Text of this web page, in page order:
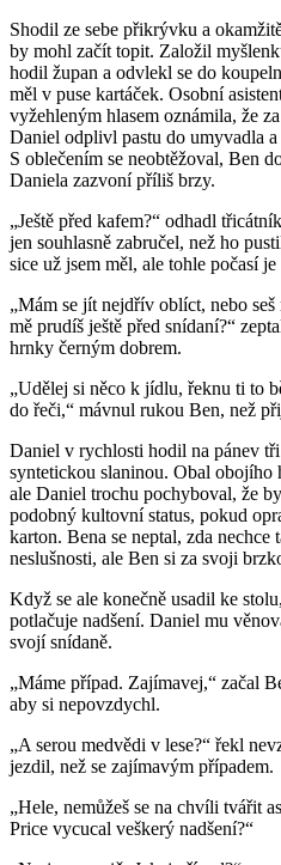
Shodil ze sebe přikrývku a
by mohl začít topit. Založil
hodil župan a odvlekl se do
měl v puse kartáček. Osobní
vyžehleným hlasem oznámila, že
Daniel odplivl pastu do umyvadla
S oblečením se neobtěžoval, Ben
Daniela zazvoní příliš brzy.
„Ještě před kafem?“ odhadl
jen souhlasně zabručel, než ho
sice už jsem měl, ale tohle počasí je
„Mám se jít nejdřív oblíct, nebo
mě prudíš ještě před snídaní?“
hrnky černým dobrem.
„Udělej si něco k jídlu, řeknu ti to
do řeči,“ mávnul rukou Ben, než
Daniel v rychlosti hodil na pánev
syntetickou slaninou. Obal
ale Daniel trochu pochyboval, že
podobný kultovní status, pokud
karton. Bena se neptal, zda nechce
neslušnosti, ale Ben si za svoji
Když se ale konečně usadil ke
potlačuje nadšení. Daniel mu
svojí snídaně.
„Máme případ. Zajímavej,“ začal
aby si nepovzdychl.
„A serou medvědi v lese?“ řekl
jezdil, než se zajímavým případem.
„Hele, nemůžeš se na chvíli tvářit
Price vycucal veškerý nadšení?“